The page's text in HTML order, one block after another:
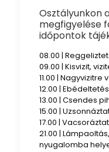
Osztályunkon
megfigyelése
időpontok
08.00 |
09.00 | Kisvizit,
11.00 |
12.00 | Ebédeltetés
13.00 | Csendes
15.00 |
17.00 |
21.00 |
nyugalomba